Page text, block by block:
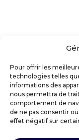
Pour offrir les
technologies telles
informations des
nous permettra de
comportement de
de ne pas consentir
effet négatif sur